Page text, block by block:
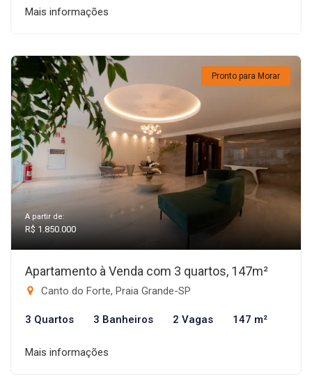
Mais informações
Pronto para Morar
A partir de:
R$ 1.850.000
Apartamento à Venda com 3 quartos, 147m²
Canto do Forte, Praia Grande-SP
3 Quartos 3 Banheiros 2 Vagas 147 m²
Mais informações